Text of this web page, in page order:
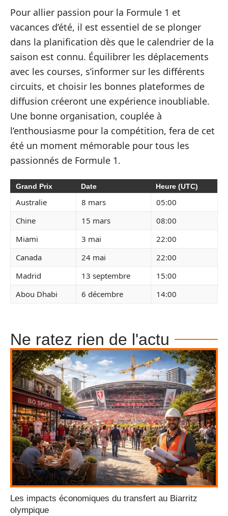
Pour allier passion pour la Formule 1 et
vacances d’été, il est essentiel de se plonger
dans la planification dès que le calendrier de la
saison est connu. Équilibrer les déplacements
avec les courses, s’informer sur les différents
circuits, et choisir les bonnes plateformes de
diffusion créeront une expérience inoubliable.
Une bonne organisation, couplée à
l’enthousiasme pour la compétition, fera de cet
été un moment mémorable pour tous les
passionnés de Formule 1.
Grand Prix Date Heure (UTC)
Australie 8 mars
05:00
Chine
15 mars
08:00
Miami
3 mai
22:00
Canada
24 mai
22:00
Madrid
13 septembre
15:00
Abou Dhabi
6 décembre 14:00
Ne ratez rien de l'actu
Les impacts économiques du transfert au Biarritz
olympique